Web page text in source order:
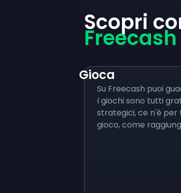
Scopri
Freecash
Gioca
Su Freecash puoi
I giochi sono tutti
strategici, ce n'è per
gioco, come